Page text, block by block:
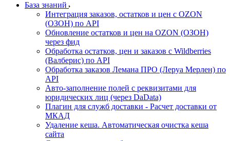
База знаний
Интеграция заказов, остатков и цен с OZON
(ОЗОН) по API
Обновление остатков и цен на OZON (ОЗОН)
через фид
Обработка остатков, цен и заказов с Wildberries
(Валберис) по API
Обработка заказов Лемана ПРО (Леруа Мерлен) по
API
Авто-заполнение полей с реквизитами для
юридических лиц (через DaData)
Плагин для служб доставки - Расчет доставки от
МКАД
Удаление кеша. Автоматическая очистка кеша
сайта